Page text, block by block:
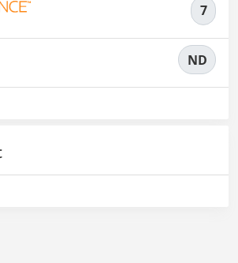
7
ND